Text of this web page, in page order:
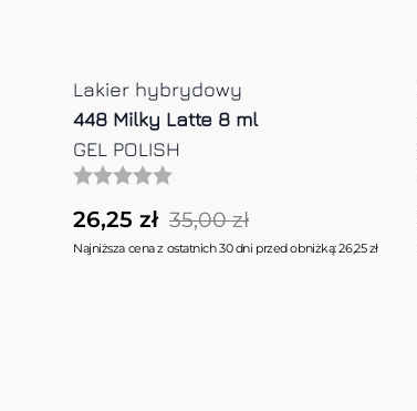
Lakier hybrydowy
453 Jelly Bean 8 ml
GEL POLISH
26,25 zł 35,00 zł
Najniższa cena z ostatnich 30 dni przed obniżką: 26,25 zł